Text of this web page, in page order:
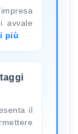
avvale
più
il